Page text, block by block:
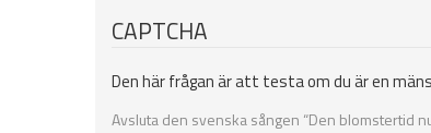
CAPTCHA
Den här frågan är att testa om du är en
Avsluta den svenska sången “Den blomstertid